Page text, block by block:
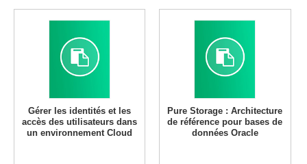
Gérer les identités et les
accès des utilisateurs dans
un environnement Cloud
Pure Storage : Architecture
de référence pour bases de
données Oracle